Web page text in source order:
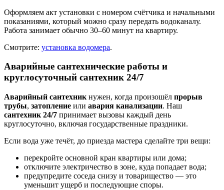
Оформляем акт установки с номером счётчика и начальными
показаниями, который можно сразу передать водоканалу.
Работа занимает обычно 30–60 минут на квартиру.
Смотрите: установка водомера.
Аварийные сантехнические работы и
круглосуточный сантехник 24/7
Аварийный сантехник нужен, когда произошёл прорыв
трубы, затопление или авария канализации. Наш
сантехник 24/7 принимает вызовы каждый день
круглосуточно, включая государственные праздники.
Если вода уже течёт, до приезда мастера сделайте три вещи:
перекройте основной кран квартиры или дома;
отключите электричество в зоне, куда попадает вода;
предупредите соседа снизу и товарищество — это
уменьшит ущерб и последующие споры.